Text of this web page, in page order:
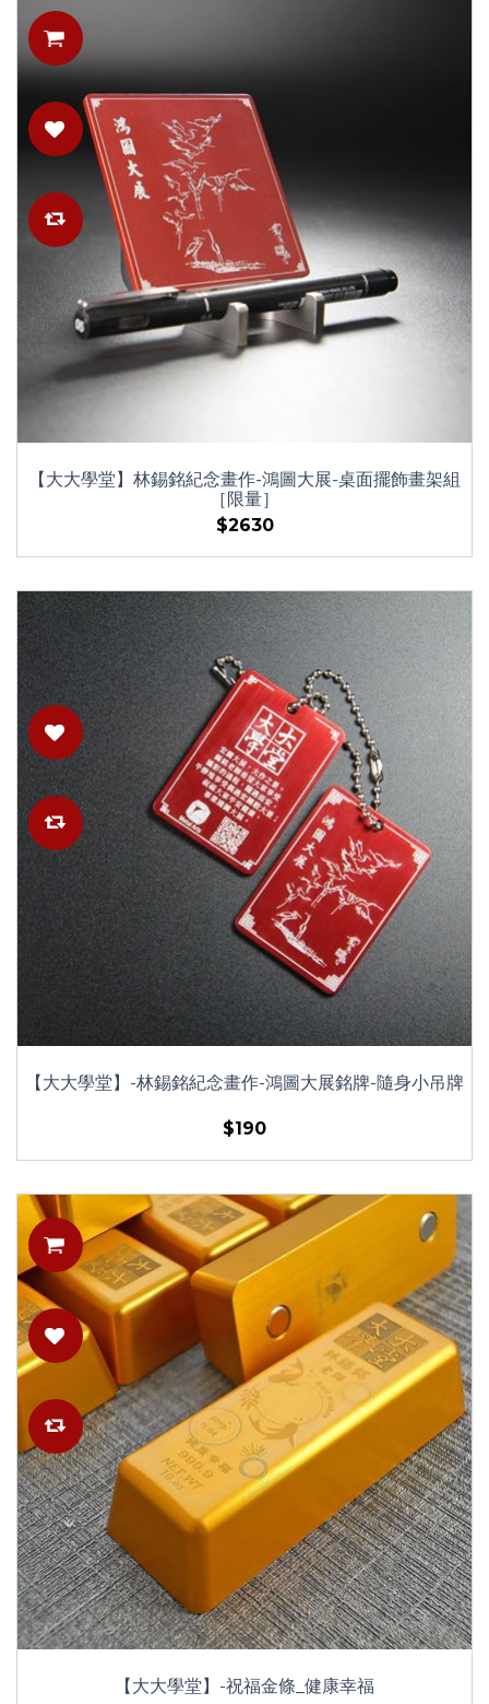
【大大學堂】林錫銘紀念畫作-鴻圖大展-桌面擺飾畫架組
［限量］
$2630
【大大學堂】-林錫銘紀念畫作-鴻圖大展銘牌-隨身小吊牌
$190
【大大學堂】-祝福金條_健康幸福